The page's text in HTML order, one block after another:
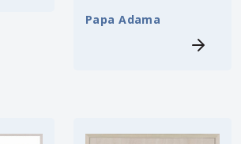
Papa Adama